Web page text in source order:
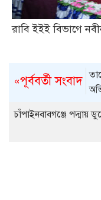
রাবি ইইই বিভাগে
«পূর্ববর্তী সংবাদ
চাঁপাইনবাবগঞ্জে পদ্মায়